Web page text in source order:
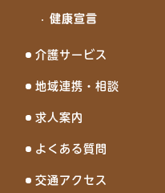
健康宣言
介護サービス
地域連携・相談
求人案内
よくある質問
交通アクセス